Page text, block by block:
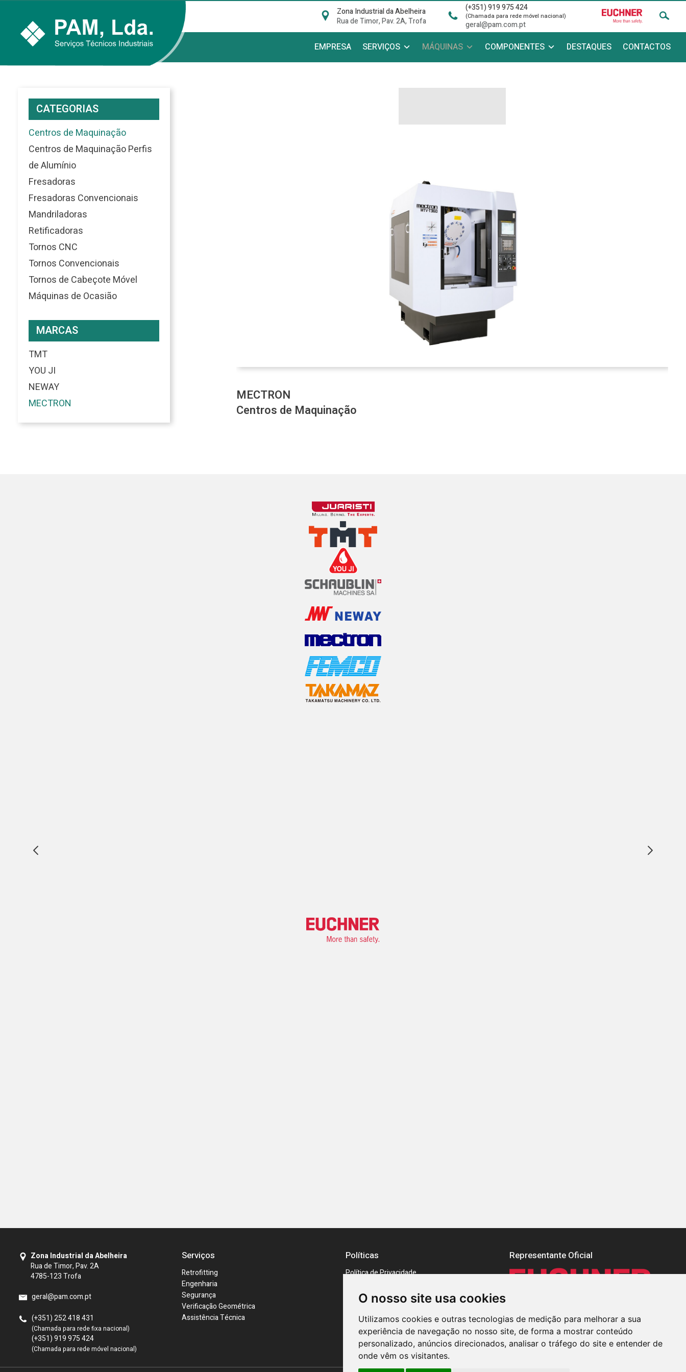
O nosso site usa cookies
Utilizamos cookies e outras tecnologias de medição para melhorar a sua
experiência de navegação no nosso site, de forma a mostrar conteúdo
personalizado, anúncios direcionados, analisar o tráfego do site e entender de
onde vêm os visitantes.
Zona Industrial da Abelheira
Rua de Timor, Pav. 2A, Trofa
(+351) 919 975 424
(Chamada para rede móvel nacional)
geral@pam.com.pt
EMPRESA SERVIÇOS MÁQUINAS COMPONENTES DESTAQUES CONTACTOS
CATEGORIAS
Centros de Maquinação
Centros de Maquinação Perfis
de Alumínio
Fresadoras
Fresadoras Convencionais
Mandriladoras
Retificadoras
Tornos CNC
Tornos Convencionais
Tornos de Cabeçote Móvel
Máquinas de Ocasião
MARCAS
TMT
YOU JI
NEWAY
MECTRON
MECTRON
Centros de Maquinação
Zona Industrial da Abelheira
Rua de Timor, Pav. 2A
4785-123 Trofa
geral@pam.com.pt
(+351) 252 418 431
(Chamada para rede fixa nacional)
(+351) 919 975 424
(Chamada para rede móvel nacional)
Serviços
Retrofitting
Engenharia
Segurança
Verificação Geométrica
Assistência Técnica
Políticas
Política de Privacidade
RAL e RLL
Representante Oficial